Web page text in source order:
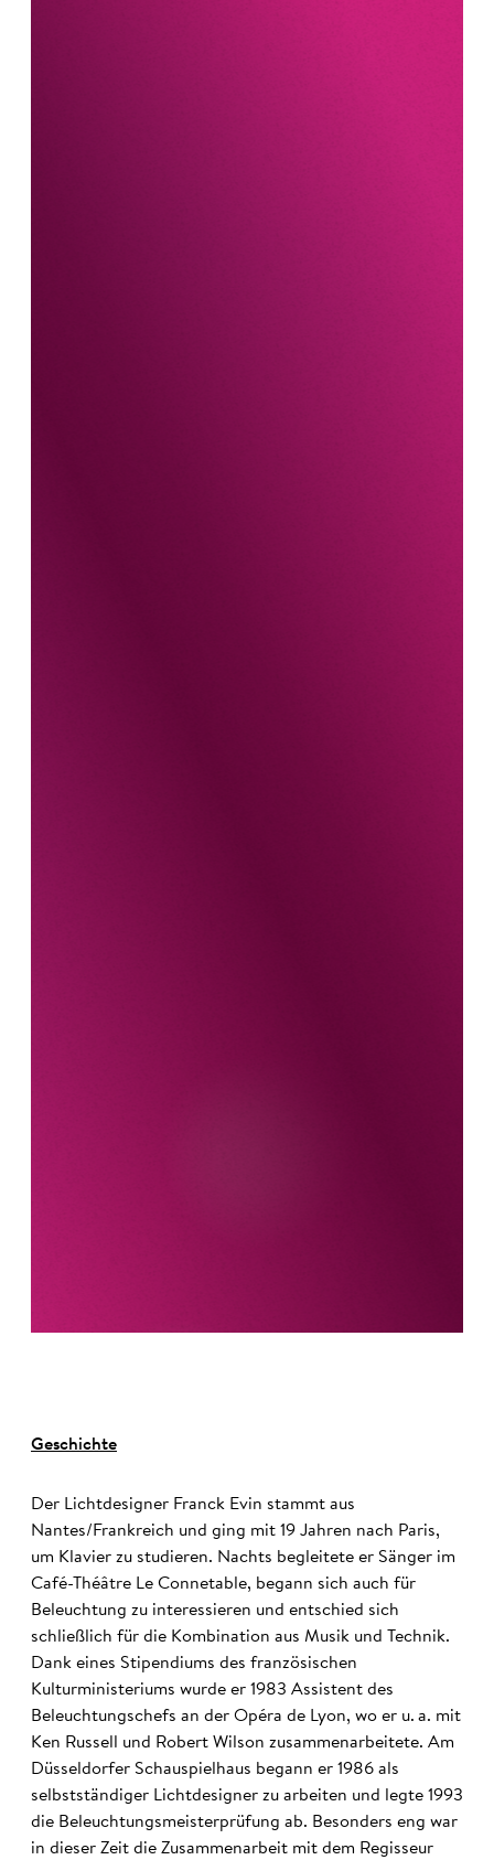
Geschichte
Der Lichtdesigner Franck Evin stammt aus
Nantes/Frankreich und ging mit 19 Jahren nach Paris,
um Klavier zu studieren. Nachts begleitete er Sänger im
Café-Théâtre Le Connetable, begann sich auch für
Beleuchtung zu interessieren und entschied sich
schließlich für die Kombination aus Musik und Technik.
Dank eines Stipendiums des französischen
Kulturministeriums wurde er 1983 Assistent des
Beleuchtungschefs an der Opéra de Lyon, wo er u. a. mit
Ken Russell und Robert Wilson zusammenarbeitete. Am
Düsseldorfer Schauspielhaus begann er 1986 als
selbstständiger Lichtdesigner zu arbeiten und legte 1993
die Beleuchtungsmeisterprüfung ab. Besonders eng war
in dieser Zeit die Zusammenarbeit mit dem Regisseur